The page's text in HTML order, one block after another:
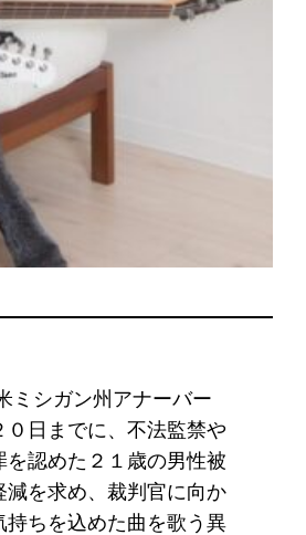
ミシガン州アナーバー
０日までに、不法監禁や
を認めた２１歳の男性被
減を求め、裁判官に向か
持ちを込めた曲を歌う異